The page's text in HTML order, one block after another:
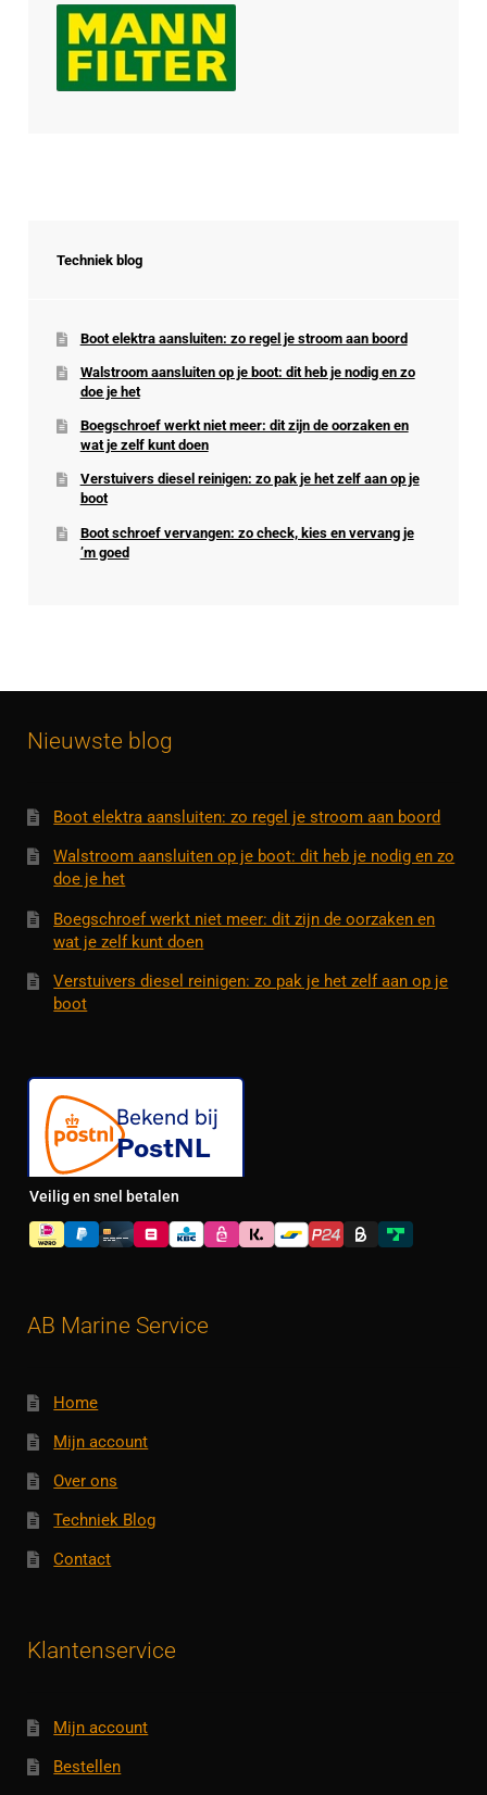
Techniek blog
Boot elektra aansluiten: zo regel je stroom aan boord
Walstroom aansluiten op je boot: dit heb je nodig en zo
doe je het
Boegschroef werkt niet meer: dit zijn de oorzaken en
wat je zelf kunt doen
Verstuivers diesel reinigen: zo pak je het zelf aan op je
boot
Boot schroef vervangen: zo check, kies en vervang je
’m goed
Nieuwste blog
Boot elektra aansluiten: zo regel je stroom aan boord
Walstroom aansluiten op je boot: dit heb je nodig en zo
doe je het
Boegschroef werkt niet meer: dit zijn de oorzaken en
wat je zelf kunt doen
Verstuivers diesel reinigen: zo pak je het zelf aan op je
boot
Veilig en snel betalen
AB Marine Service
Home
Mijn account
Over ons
Techniek Blog
Contact
Klantenservice
Mijn account
Bestellen